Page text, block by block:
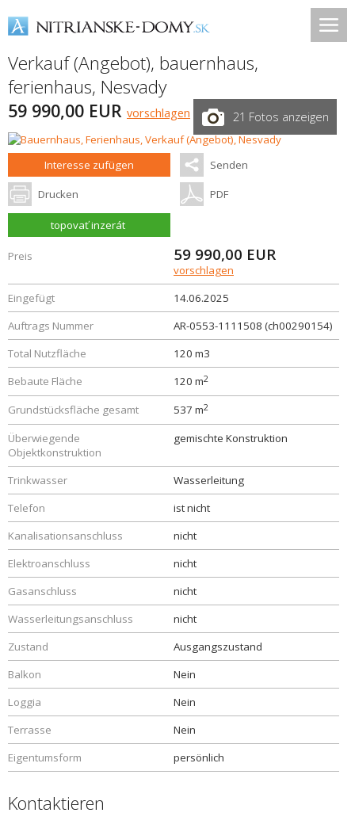
Verkauf (Angebot), bauernhaus,
ferienhaus, Nesvady
59 990,00 EUR vorschlagen 21 Fotos anzeigen
Interesse zufügen Senden
Drucken PDF
topovať inzerát
Preis 59 990,00 EUR
vorschlagen
Eingefügt
14.06.2025
Auftrags Nummer
AR-0553-1111508 (ch00290154)
Total Nutzfläche
120 m3
Bebaute Fläche
120 m2
Grundstücksfläche gesamt 537 m2
Überwiegende
Objektkonstruktion
gemischte Konstruktion
Trinkwasser
Wasserleitung
Telefon
ist nicht
Kanalisationsanschluss
nicht
Elektroanschluss
nicht
Gasanschluss
nicht
Wasserleitungsanschluss
nicht
Zustand
Ausgangszustand
Balkon
Nein
Loggia
Nein
Terrasse
Nein
Eigentumsform
persönlich
Kontaktieren